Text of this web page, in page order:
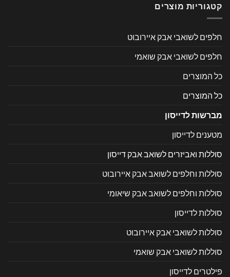
קטגוריות מוצרים
חלפים לשואבי אבק איירובוט
חלפים לשואבי אבק שואמי
כל המוצרים
כל המוצרים
מברשות לדייסון
מטענים לדייסון
סוללות ואביזרים לשואב אבק דייסון
סוללות וחלפים לשואב אבק איירובוט
סוללות וחלפים לשואב אבק שיאומי
סוללות לדייסון
סוללות לשואבי אבק איירובוט
סוללות לשואבי אבק שואמי
פילטרים לדייסון